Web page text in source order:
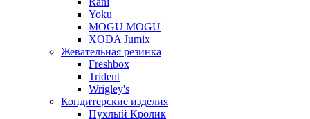
Yoku
MOGU MOGU
XODA Jumix
Жевательная резинка
Freshbox
Trident
Wrigley's
Кондитерские изделия
Пухлый Кролик